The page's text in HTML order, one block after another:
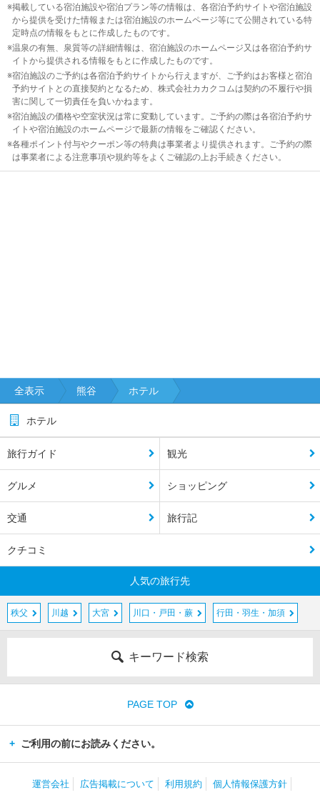
掲載している宿泊施設や宿泊プラン等の情報は、各宿泊予約サイトや宿泊施設
から提供を受けた情報または宿泊施設のホームページ等にて公開されている特
定時点の情報をもとに作成したものです。
温泉の有無、泉質等の詳細情報は、宿泊施設のホームページ又は各宿泊予約サ
イトから提供される情報をもとに作成したものです。
宿泊施設のご予約は各宿泊予約サイトから行えますが、ご予約はお客様と宿泊
予約サイトとの直接契約となるため、株式会社カカクコムは契約の不履行や損
害に関して一切責任を負いかねます。
宿泊施設の価格や空室状況は常に変動しています。ご予約の際は各宿泊予約サ
イトや宿泊施設のホームページで最新の情報をご確認ください。
各種ポイント付与やクーポン等の特典は事業者より提供されます。ご予約の際
は事業者による注意事項や規約等をよくご確認の上お手続きください。
全表示 熊谷 ホテル
ホテル
旅行ガイド 観光
グルメ ショッピング
交通 旅行記
クチコミ
人気の旅行先
秩父 川越 大宮 川口・戸田・蕨 行田・羽生・加須
キーワード検索
PAGE TOP
ご利用の前にお読みください。
運営会社 広告掲載について 利用規約 個人情報保護方針